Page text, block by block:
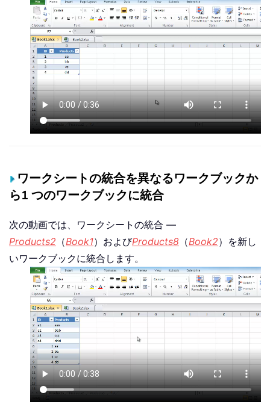
ワークシートの統合を異なるワークブックか
ら1 つのワークブックに統合
次の動画では、ワークシートの統合 —
Products2 （Book1）およびProducts8 （Book2）を新し
いワークブックに統合します。